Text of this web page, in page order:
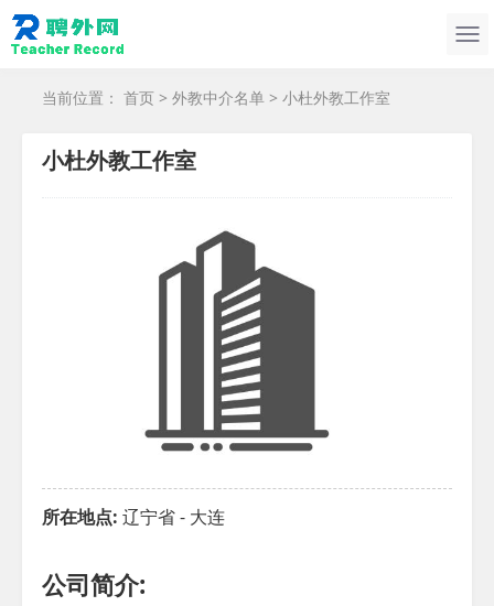
当前位置： 首页 > 外教中介名单 > 小杜外教工作室
小杜外教工作室
所在地点: 辽宁省 - 大连
公司简介: